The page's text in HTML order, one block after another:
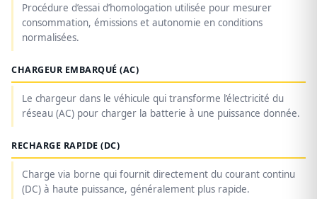
Procédure d’essai d’homologation utilisée pour mesurer
consommation, émissions et autonomie en conditions
normalisées.
CHARGEUR EMBARQUÉ (AC)
Le chargeur dans le véhicule qui transforme l’électricité du
réseau (AC) pour charger la batterie à une puissance donnée.
RECHARGE RAPIDE (DC)
Charge via borne qui fournit directement du courant continu
(DC) à haute puissance, généralement plus rapide.